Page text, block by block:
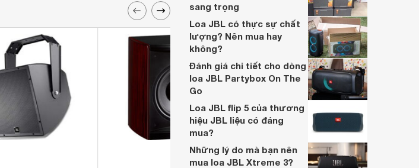
sang trọng
Loa JBL có thực sự chất
lượng? Nên mua hay
không?
Đánh giá chi tiết cho dòng
loa JBL Partybox On The
Go
Loa JBL flip 5 của thương
hiệu JBL liệu có đáng
mua?
Những lý do mà bạn nên
mua loa JBL Xtreme 3?